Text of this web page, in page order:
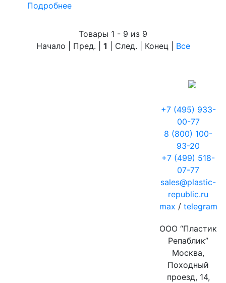
Подробнее
Товары 1 - 9 из 9
Начало | Пред. | 1 | След. | Конец Все
+7 (495) 933-
00-77
8 (800) 100-
93-20
+7 (499) 518-
07-77
sales@plastic-
republic.ru
max / telegram
ООО “Пластик
Репаблик”
Москва,
Походный
проезд, 14,